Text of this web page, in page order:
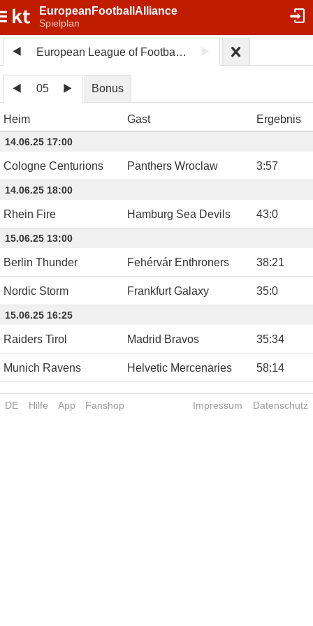
EuropeanFootballAlliance
Spielplan
European League of Football 2025
05 Bonus
Heim Gast Ergebnis
14.06.25 17:00
Cologne Centurions Panthers Wroclaw 3:57
14.06.25 18:00
Rhein Fire Hamburg Sea Devils 43:0
15.06.25 13:00
Berlin Thunder Fehérvár Enthroners 38:21
Nordic Storm Frankfurt Galaxy 35:0
15.06.25 16:25
Raiders Tirol Madrid Bravos 35:34
Munich Ravens Helvetic Mercenaries 58:14
DE Hilfe App Fanshop Impressum Datenschutz